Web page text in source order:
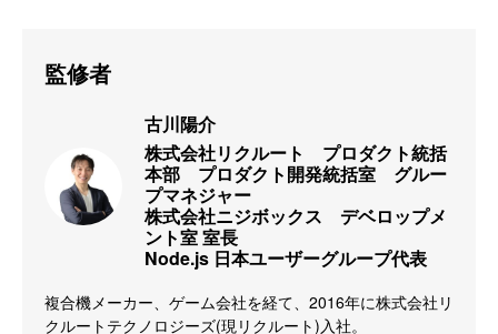
監修者
古川陽介
株式会社リクルート　プロダクト統括
本部　プロダクト開発統括室　グルー
プマネジャー
株式会社ニジボックス　デベロップメ
ント室 室長
Node.js 日本ユーザーグループ代表
複合機メーカー、ゲーム会社を経て、2016年に株式会社リ
クルートテクノロジーズ(現リクルート)入社。